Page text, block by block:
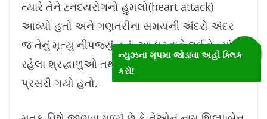
ત્યારે તેને હ્નદયરોગનો હુમલો(heart attack)
આવ્યો હતો અને ગણતરીના સમયની અંદરો અંદર
જ તેનું મૃત્યુ નીપજ્યું હતું. આ ઘટનાને લઈને ત્યાં
રહેલા શ્રદ્ધાળુઓ તથા તેઓના સાથીદારોમાં શોક
પ્રસરી ગયો હતો.
ન્યુઝના ગૃપમા જોડાવા અહીં ક્લિક
કરો!